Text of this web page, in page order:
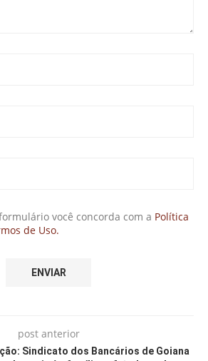
você concorda com a Política
de Uso.
post anterior
Sindicato dos Bancários de Goiana